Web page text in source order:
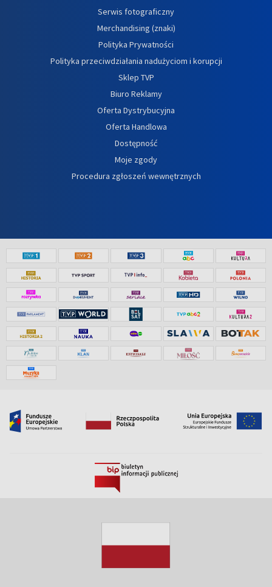
Serwis fotograficzny
Merchandising (znaki)
Polityka Prywatności
Polityka przeciwdziałania nadużyciom i korupcji
Sklep TVP
Biuro Reklamy
Oferta Dystrybucyjna
Oferta Handlowa
Dostępność
Moje zgody
Procedura zgłoszeń wewnętrznych